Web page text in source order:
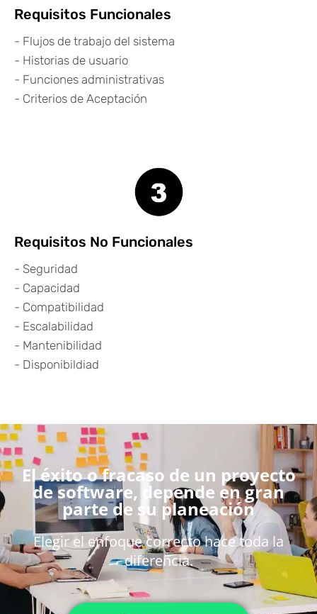
Requisitos Funcionales
- Flujos de trabajo del sistema
- Historias de usuario
- Funciones administrativas
- Criterios de Aceptación
Requisitos No Funcionales
- Seguridad
- Capacidad
- Compatibilidad
- Escalabilidad
- Mantenibilidad
- Disponibildiad
El éxito o fracaso de un proyecto
de software, depende en gran
parte de su planeación
Elegir el enfoque correcto hace toda la
diferencia.